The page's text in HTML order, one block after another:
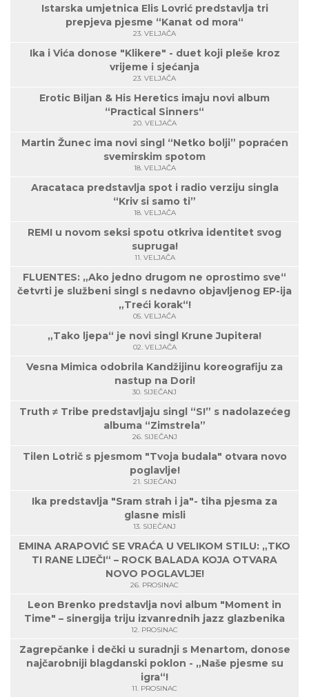
Istarska umjetnica Elis Lovrić predstavlja tri
prepjeva pjesme “Kanat od mora“
23. VELJAČA
Ika i Vića donose "Klikere" - duet koji pleše kroz
vrijeme i sjećanja
23. VELJAČA
Erotic Biljan & His Heretics imaju novi album
“Practical Sinners“
20. VELJAČA
Martin Žunec ima novi singl “Netko bolji” popraćen
svemirskim spotom
18. VELJAČA
Aracataca predstavlja spot i radio verziju singla
“Kriv si samo ti”
18. VELJAČA
REMI u novom seksi spotu otkriva identitet svog
supruga!
11. VELJAČA
FLUENTES: „Ako jedno drugom ne oprostimo sve“
četvrti je službeni singl s nedavno objavljenog EP-ija
„Treći korak“!
05. VELJAČA
„Tako ljepa“ je novi singl Krune Jupitera!
02. VELJAČA
Vesna Mimica odobrila Kandžijinu koreografiju za
nastup na Dori!
30. SIJEČANJ
Truth ≠ Tribe predstavljaju singl “S!” s nadolazećeg
albuma “Zimstrela”
26. SIJEČANJ
Tilen Lotrič s pjesmom "Tvoja budala" otvara novo
poglavlje!
21. SIJEČANJ
Ika predstavlja "Sram strah i ja"- tiha pjesma za
glasne misli
13. SIJEČANJ
EMINA ARAPOVIĆ SE VRAĆA U VELIKOM STILU: „TKO
TI RANE LIJEČI“ – ROCK BALADA KOJA OTVARA
NOVO POGLAVLJE!
26. PROSINAC
Leon Brenko predstavlja novi album "Moment in
Time" – sinergija triju izvanrednih jazz glazbenika
12. PROSINAC
Zagrepčanke i dečki u suradnji s Menartom, donose
najčarobniji blagdanski poklon - „Naše pjesme su
igra“!
11. PROSINAC